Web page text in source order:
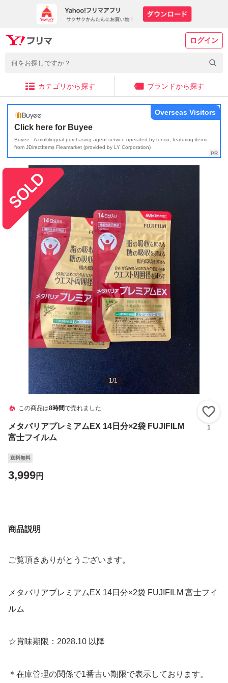
ログイン
カテゴリから探す ブランドから探す
Click here for Buyee
Buyee - A multilingual purchasing agent service operated by tenso, featuring items
from JDirectItems Fleamarket (provided by LY Corporation)
Overseas Visitors
1/1
この商品は8時間で売れました
メタバリアプレミアムEX 14日分×2袋 FUJIFILM
富士フイルム
1
送料無料
3,999円
商品説明
ご覧頂きありがとうございます。
メタバリアプレミアムEX 14日分×2袋 FUJIFILM 富士フイ
ルム
☆賞味期限：2028.10 以降
＊在庫管理の関係で1番古い期限で表示しております。